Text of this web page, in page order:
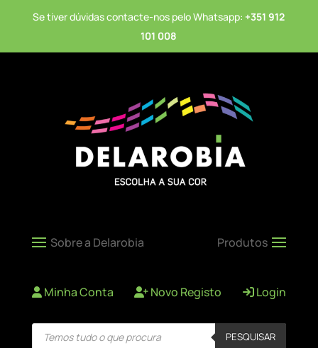
Se tiver dúvidas contacte-nos pelo Whatsapp: +351 912
101 008
Minha Conta Novo Registo Login
Products
search PESQUISAR